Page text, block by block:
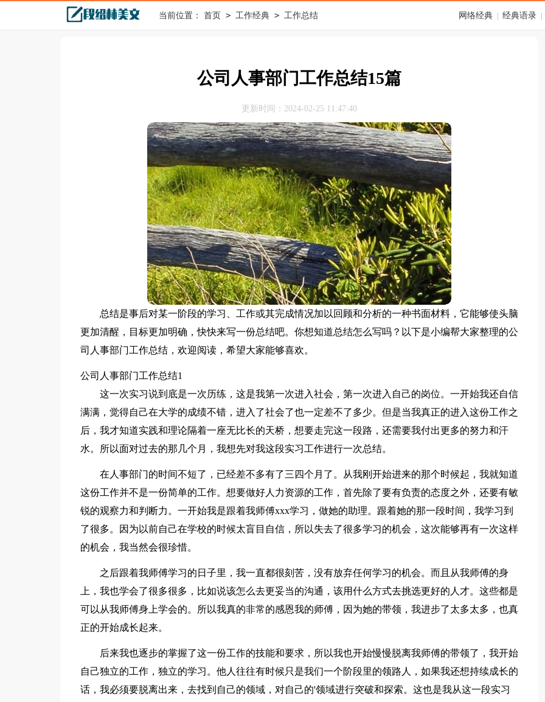
当前位置： 首页 > 工作经典 > 工作总结 网络经典 经典语录
公司人事部门工作总结15篇
更新时间：2024-02-25 11:47:40
总结是事后对某一阶段的学习、工作或其完成情况加以回顾和分析的一种书面材料，它能够使头脑
更加清醒，目标更加明确，快快来写一份总结吧。你想知道总结怎么写吗？以下是小编帮大家整理的公
司人事部门工作总结，欢迎阅读，希望大家能够喜欢。
公司人事部门工作总结1
这一次实习说到底是一次历练，这是我第一次进入社会，第一次进入自己的岗位。一开始我还自信
满满，觉得自己在大学的成绩不错，进入了社会了也一定差不了多少。但是当我真正的进入这份工作之
后，我才知道实践和理论隔着一座无比长的天桥，想要走完这一段路，还需要我付出更多的努力和汗
水。所以面对过去的那几个月，我想先对我这段实习工作进行一次总结。
在人事部门的时间不短了，已经差不多有了三四个月了。从我刚开始进来的那个时候起，我就知道
这份工作并不是一份简单的工作。想要做好人力资源的工作，首先除了要有负责的态度之外，还要有敏
锐的观察力和判断力。一开始我是跟着我师傅xxx学习，做她的助理。跟着她的那一段时间，我学习到
了很多。因为以前自己在学校的时候太盲目自信，所以失去了很多学习的机会，这次能够再有一次这样
的机会，我当然会很珍惜。
之后跟着我师傅学习的日子里，我一直都很刻苦，没有放弃任何学习的机会。而且从我师傅的身
上，我也学会了很多很多，比如说该怎么去更妥当的沟通，该用什么方式去挑选更好的人才。这些都是
可以从我师傅身上学会的。所以我真的非常的感恩我的师傅，因为她的带领，我进步了太多太多，也真
正的开始成长起来。
后来我也逐步的掌握了这一份工作的技能和要求，所以我也开始慢慢脱离我师傅的带领了，我开始
自己独立的工作，独立的学习。他人往往有时候只是我们一个阶段里的领路人，如果我还想持续成长的
话，我必须要脱离出来，去找到自己的领域，对自己的'领域进行突破和探索。这也是我从这一段实习